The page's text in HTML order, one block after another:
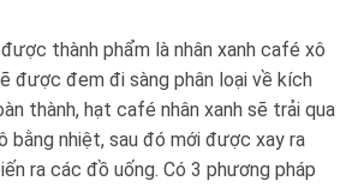
thành phẩm là nhân xanh café xô
được đem đi sàng phân loại về kích
thành, hạt café nhân xanh sẽ trải qua
bằng nhiệt, sau đó mới được xay ra
ra các đồ uống. Có 3 phương pháp